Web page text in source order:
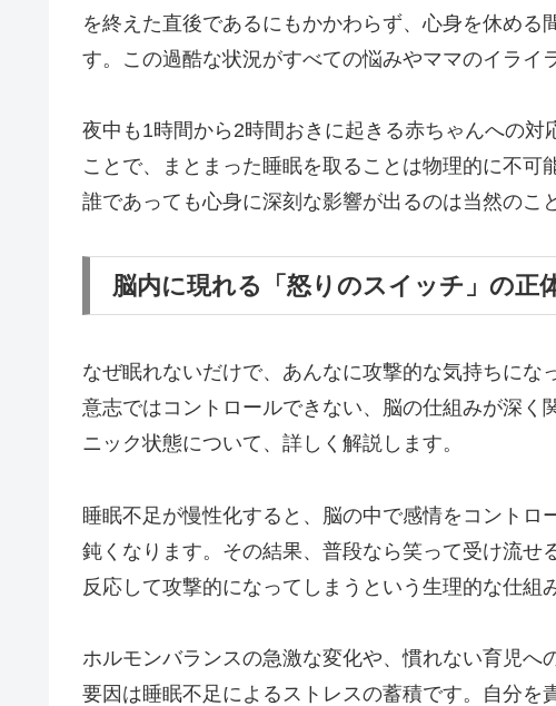
を終えた直後であるにもかかわらず、心身を休める
す。この過酷な状況がすべての悩みやママのイライ
夜中も1時間から2時間おきに起きる赤ちゃんへの
ことで、まとまった睡眠を取ることは物理的に不可
誰であっても心身に深刻な影響が出るのは当然のこ
脳内に現れる「怒りのスイッチ」の正
なぜ眠れないだけで、あんなに攻撃的な気持ちに
意志ではコントロールできない、脳の仕組みが深
ニック状態について、詳しく解説します。
睡眠不足が慢性化すると、脳の中で感情をコントロ
鈍くなります。その結果、普段なら笑って受け流せ
反応して攻撃的になってしまうという生理的な仕組
ホルモンバランスの急激な変化や、慣れない育児
要因は睡眠不足によるストレスの蓄積です。自分を